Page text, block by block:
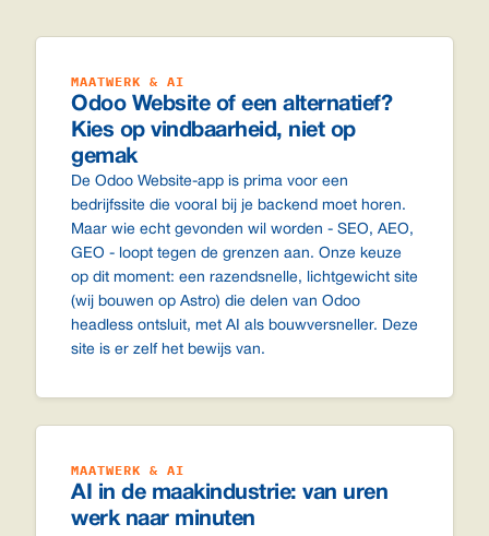
MAATWERK & AI
Odoo Website of een alternatief?
Kies op vindbaarheid, niet op
gemak
De Odoo Website-app is prima voor een
bedrijfssite die vooral bij je backend moet horen.
Maar wie echt gevonden wil worden - SEO, AEO,
GEO - loopt tegen de grenzen aan. Onze keuze
op dit moment: een razendsnelle, lichtgewicht site
(wij bouwen op Astro) die delen van Odoo
headless ontsluit, met AI als bouwversneller. Deze
site is er zelf het bewijs van.
MAATWERK & AI
AI in de maakindustrie: van uren
werk naar minuten